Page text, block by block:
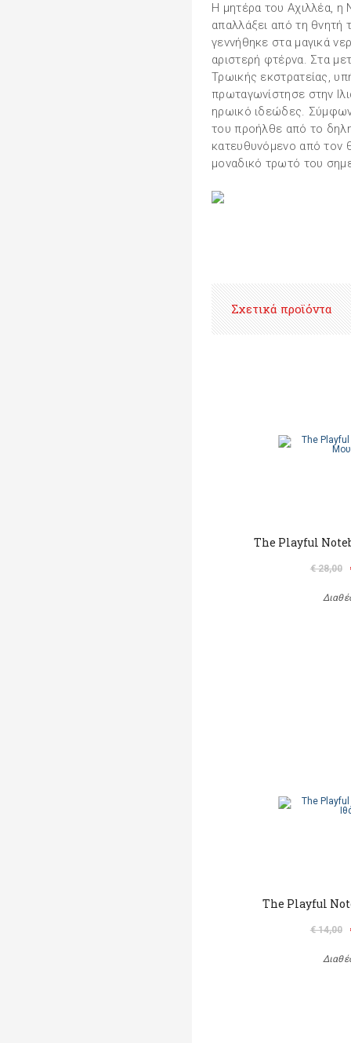
Η μητέρα του Αχιλλέα, η
απαλλάξει από τη θνητή
γεννήθηκε στα μαγικά
αριστερή φτέρνα. Στα
Τρωικής εκστρατείας,
πρωταγωνίστησε στην
ηρωικό ιδεώδες.
του προήλθε από το
κατευθυνόμενο από
μοναδικό τρωτό του
Σχετικά προϊόντα
The Playful
€ 28,00
The Playful
€ 14,00